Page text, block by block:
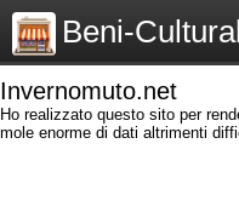
Beni-
Invernomuto.net
Ho realizzato questo sito per
mole enorme di dati altrimenti